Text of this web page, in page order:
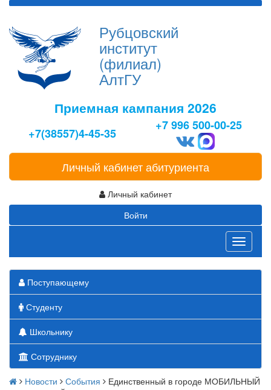
Рубцовский
институт
(филиал)
АлтГУ
Приемная кампания 2026
+7(38557)4-45-35
+7 996 500-00-25
Личный кабинет абитуриента
Личный кабинет
Войти
Toggle
Поступающему
Студенту
Школьнику
Сотруднику
Новости События
Единственный в городе МОБИЛЬНЫЙ